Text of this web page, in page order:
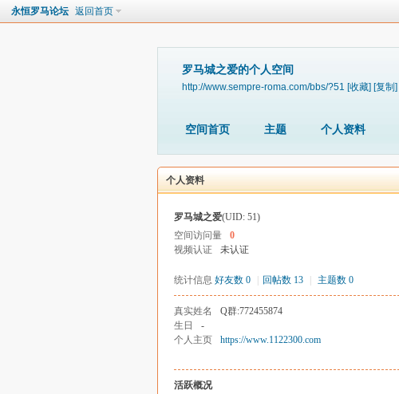
永恒罗马论坛 返回首页
罗马城之爱的个人空间
http://www.sempre-roma.com/bbs/?51 [收藏] [复制]
空间首页 主题 个人资料
个人资料
罗马城之爱(UID: 51)
空间访问量
0
视频认证
未认证
统计信息 好友数 0 回帖数 13 主题数 0
真实姓名 Q群:772455874
生日
-
个人主页
https://www.1122300.com
活跃概况